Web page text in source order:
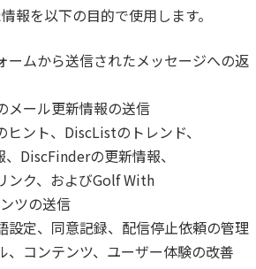
報を以下の目的で使用します。
ームから送信されたメッセージへの返
メール更新情報の送信
ヒント、DiscListのトレンド、
DiscFinderの更新情報、
ンク、およびGolf With
ツの送信
設定、同意記録、配信停止依頼の管理
、コンテンツ、ユーザー体験の改善